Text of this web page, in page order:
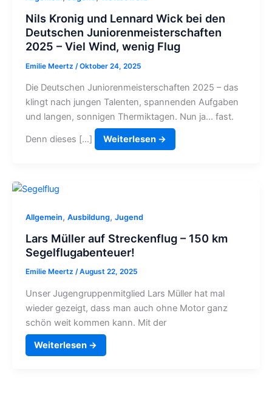
Nils Kronig und Lennard Wick bei den
Deutschen Juniorenmeisterschaften
2025 – Viel Wind, wenig Flug
Emilie Meertz /Oktober 24, 2025
Die Deutschen Juniorenmeisterschaften 2025 – das
klingt nach jungen Talenten, spannenden Aufgaben
und langen, sonnigen Thermiktagen. Nun ja… fast.
Denn dieses […] Weiterlesen →
Allgemein, Ausbildung, Jugend
Lars Müller auf Streckenflug – 150 km
Segelflugabenteuer!
Emilie Meertz /August 22, 2025
Unser Jugengruppenmitglied Lars Müller hat mal
wieder gezeigt, dass man auch ohne Motor ganz
schön weit kommen kann. Mit der
Weiterlesen →